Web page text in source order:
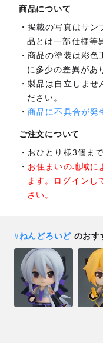
商品について
掲載の写真はサン
品とは一部仕様等
商品の塗装は彩色
に多少の差異があ
製品は自立しませ
ださい。
商品に不具合が発
ご注文について
おひとり様3個ま
お住まいの地域に
ます。ログインし
さい。
#ねんどろいどのおす